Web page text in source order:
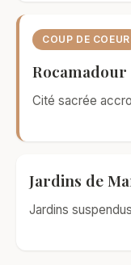
COUP DE COEUR
Rocamadour
Cité sacrée
Jardins de
Jardins suspendus